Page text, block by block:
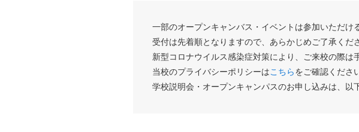
一部のオープンキャンバス・イベントは参加いただけ
受付は先着順となりますので、あらかじめご了承くだ
新型コロナウイルス感染症対策により、ご来校の際は
当校のプライバシーポリシーはこちらをご確認くださ
学校説明会・オープンキャンパスのお申し込みは、以